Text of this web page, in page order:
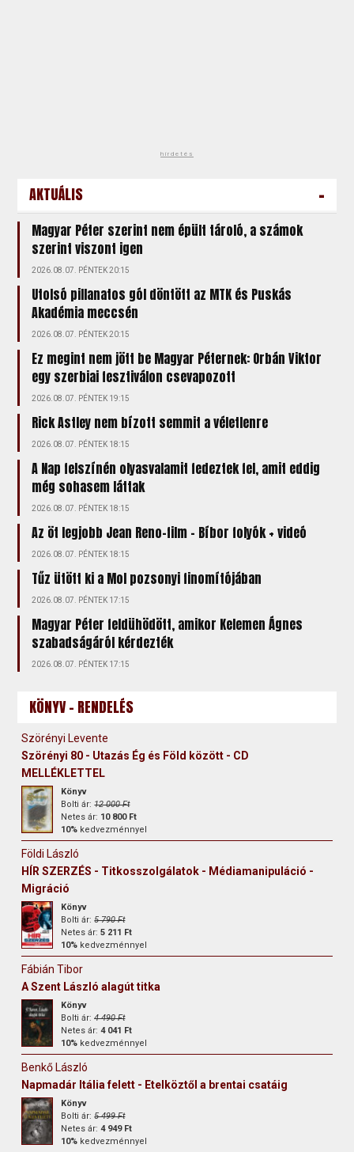
hirdetés
AKTUÁLIS -
Magyar Péter szerint nem épült tároló, a számok
szerint viszont igen
2026.08.07. PÉNTEK 20:15
Utolsó pillanatos gól döntött az MTK és Puskás
Akadémia meccsén
2026.08.07. PÉNTEK 20:15
Ez megint nem jött be Magyar Péternek: Orbán Viktor
egy szerbiai fesztiválon csevapozott
2026.08.07. PÉNTEK 19:15
Rick Astley nem bízott semmit a véletlenre
2026.08.07. PÉNTEK 18:15
A Nap felszínén olyasvalamit fedeztek fel, amit eddig
még sohasem láttak
2026.08.07. PÉNTEK 18:15
Az öt legjobb Jean Reno-film – Bíbor folyók + videó
2026.08.07. PÉNTEK 18:15
Tűz ütött ki a Mol pozsonyi finomítójában
2026.08.07. PÉNTEK 17:15
Magyar Péter feldühödött, amikor Kelemen Ágnes
szabadságáról kérdezték
2026.08.07. PÉNTEK 17:15
KÖNYV - RENDELÉS
Szörényi Levente
Szörényi 80 - Utazás Ég és Föld között - CD
MELLÉKLETTEL
Könyv
Bolti ár:12 000 Ft
Netes ár: 10 800 Ft
10% kedvezménnyel
Földi László
HÍR SZERZÉS - Titkosszolgálatok - Médiamanipuláció -
Migráció
Könyv
Bolti ár:5 790 Ft
Netes ár:5 211 Ft
10% kedvezménnyel
Fábián Tibor
A Szent László alagút titka
Könyv
Bolti ár:4 490 Ft
Netes ár:4 041 Ft
10% kedvezménnyel
Benkő László
Napmadár Itália felett - Etelköztől a brentai csatáig
Könyv
Bolti ár:5 499 Ft
Netes ár:4 949 Ft
10% kedvezménnyel